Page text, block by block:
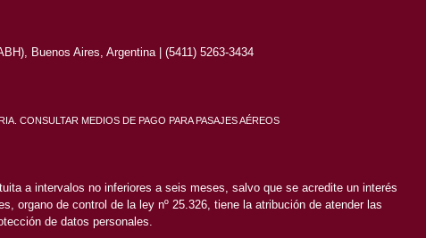
Buenos Aires, Argentina | (5411) 5263-3434
CONSULTAR MEDIOS DE PAGO PARA PASAJES AÉREOS
a intervalos no inferiores a seis meses, salvo que se acredite un interés
organo de control de la ley nº 25.326, tiene la atribución de atender las
de datos personales.